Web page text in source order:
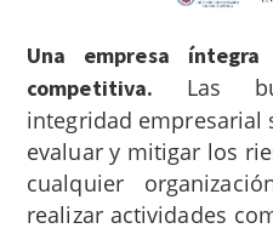
Una empresa
competitiva. Las
integridad empresarial
evaluar y mitigar los
cualquier
realizar actividades